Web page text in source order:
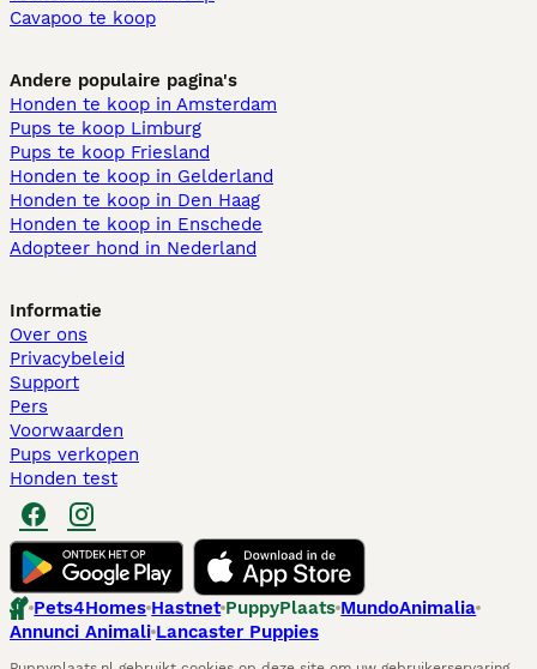
Cavapoo te koop
Andere populaire pagina's
Honden te koop in Amsterdam
Pups te koop Limburg​
Pups te koop Friesland​
Honden te koop in Gelderland
Honden te koop in Den Haag
Honden te koop in Enschede
Adopteer hond in Nederland
Informatie
Over ons
Privacybeleid
Support
Pers
Voorwaarden
Pups verkopen
Honden test
Pets4Homes Hastnet PuppyPlaats MundoAnimalia
Annunci Animali Lancaster Puppies